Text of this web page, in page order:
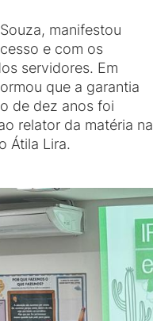
manifestou
e com os
servidores. Em
que a garantia
de dez anos foi
relator da matéria na
Átila Lira.